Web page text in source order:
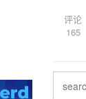
评论
165